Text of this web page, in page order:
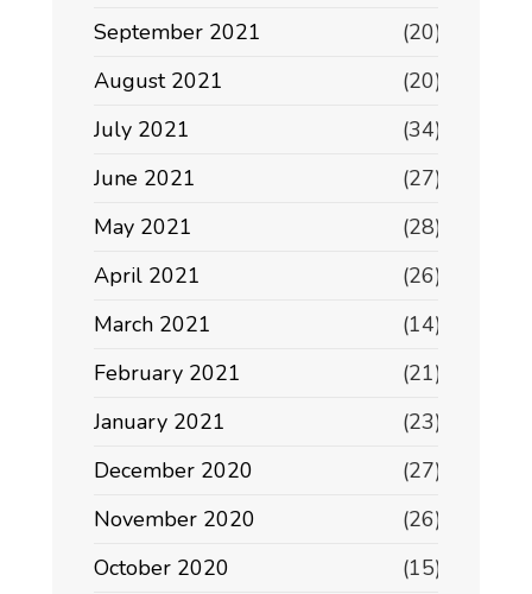
September 2021
(20)
August 2021
(20)
July 2021
(34)
June 2021
(27)
May 2021
(28)
April 2021
(26)
March 2021
(14)
February 2021
(21)
January 2021
(23)
December 2020
(27)
November 2020
(26)
October 2020
(15)